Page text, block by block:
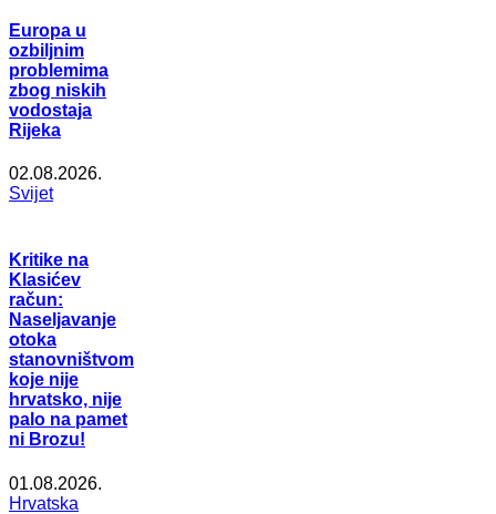
Europa u
ozbiljnim
problemima
zbog niskih
vodostaja
Rijeka
02.08.2026.
Svijet
Kritike na
Klasićev
račun:
Naseljavanje
otoka
stanovništvom
koje nije
hrvatsko, nije
palo na pamet
ni Brozu!
01.08.2026.
Hrvatska